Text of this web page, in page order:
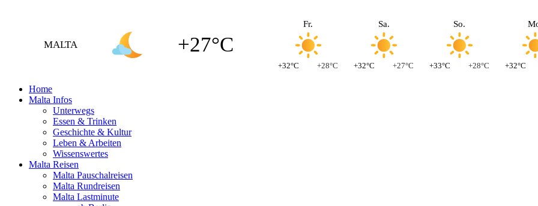
MALTA +27°C
Fr.
+32°C +28°C
Sa.
+32°C +27°C
So.
+33°C +28°C +32°C
Home
Malta Infos
Unterwegs
Essen & Trinken
Geschichte & Kultur
Leben & Arbeiten
Wissenswertes
Malta Reisen
Malta Pauschalreisen
Malta Rundreisen
Malta Lastminute